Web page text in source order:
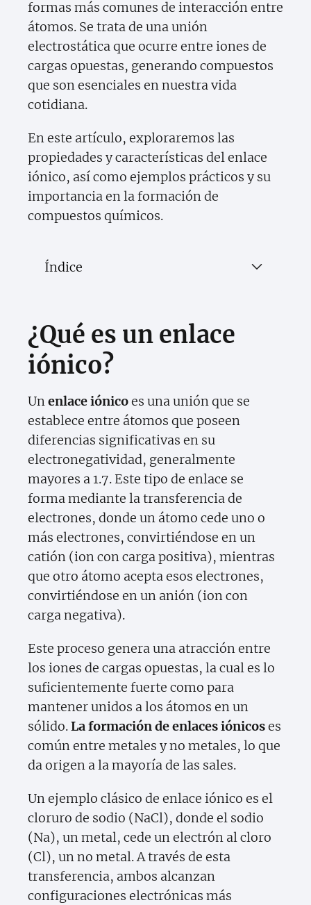
formas más comunes de interacción entre
átomos. Se trata de una unión
electrostática que ocurre entre iones de
cargas opuestas, generando compuestos
que son esenciales en nuestra vida
cotidiana.
En este artículo, exploraremos las
propiedades y características del enlace
iónico, así como ejemplos prácticos y su
importancia en la formación de
compuestos químicos.
Índice
¿Qué es un enlace
iónico?
Unenlace iónicoes una unión que se
establece entre átomos que poseen
diferencias significativas en su
electronegatividad, generalmente
mayores a 1.7. Este tipo de enlace se
forma mediante la transferencia de
electrones, donde un átomo cede uno o
más electrones, convirtiéndose en un
catión (ion con carga positiva), mientras
que otro átomo acepta esos electrones,
convirtiéndose en un anión (ion con
carga negativa).
Este proceso genera una atracción entre
los iones de cargas opuestas, la cual es lo
suficientemente fuerte como para
mantener unidos a los átomos en un
sólido.La formación de enlaces iónicoses
común entre metales y no metales, lo que
da origen a la mayoría de las sales.
Un ejemplo clásico de enlace iónico es el
cloruro de sodio (NaCl), donde el sodio
(Na), un metal, cede un electrón al cloro
(Cl), un no metal. A través de esta
transferencia, ambos alcanzan
configuraciones electrónicas más